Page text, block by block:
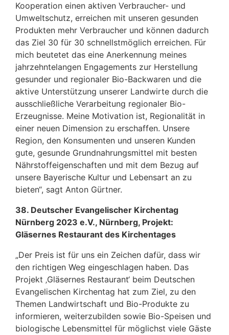
Kooperation einen aktiven Verbraucher- und
Umweltschutz, erreichen mit unseren gesunden
Produkten mehr Verbraucher und können dadurch
das Ziel 30 für 30 schnellstmöglich erreichen. Für
mich beutetet das eine Anerkennung meines
jahrzehntelangen Engagements zur Herstellung
gesunder und regionaler Bio-Backwaren und die
aktive Unterstützung unserer Landwirte durch die
ausschließliche Verarbeitung regionaler Bio-
Erzeugnisse. Meine Motivation ist, Regionalität in
einer neuen Dimension zu erschaffen. Unsere
Region, den Konsumenten und unseren Kunden
gute, gesunde Grundnahrungsmittel mit besten
Nährstoffeigenschaften und mit dem Bezug auf
unsere Bayerische Kultur und Lebensart an zu
bieten“, sagt Anton Gürtner.
38. Deutscher Evangelischer Kirchentag
Nürnberg 2023 e.V., Nürnberg, Projekt:
Gläsernes Restaurant des Kirchentages
„Der Preis ist für uns ein Zeichen dafür, dass wir
den richtigen Weg eingeschlagen haben. Das
Projekt ‚Gläsernes Restaurant‘ beim Deutschen
Evangelischen Kirchentag hat zum Ziel, zu den
Themen Landwirtschaft und Bio-Produkte zu
informieren, weiterzubilden sowie Bio-Speisen und
biologische Lebensmittel für möglichst viele Gäste